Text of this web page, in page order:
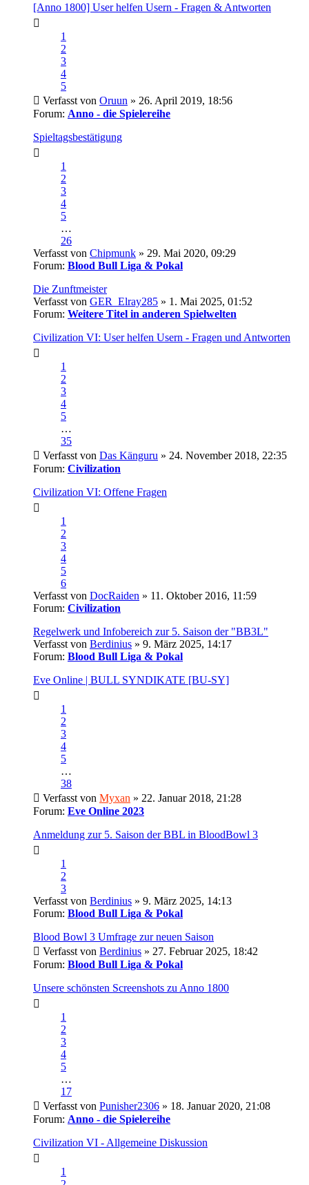
[Anno 1800] User helfen Usern - Fragen & Antworten
1
2
3
4
5
Verfasst von Oruun » 26. April 2019, 18:56
Forum: Anno - die Spielereihe
Spieltagsbestätigung
1
2
3
4
5
…
26
Verfasst von Chipmunk » 29. Mai 2020, 09:29
Forum: Blood Bull Liga & Pokal
Die Zunftmeister
Verfasst von GER_Elray285 » 1. Mai 2025, 01:52
Forum: Weitere Titel in anderen Spielwelten
Civilization VI: User helfen Usern - Fragen und Antworten
1
2
3
4
5
…
35
Verfasst von Das Känguru » 24. November 2018, 22:35
Forum: Civilization
Civilization VI: Offene Fragen
1
2
3
4
5
6
Verfasst von DocRaiden » 11. Oktober 2016, 11:59
Forum: Civilization
Regelwerk und Infobereich zur 5. Saison der "BB3L"
Verfasst von Berdinius » 9. März 2025, 14:17
Forum: Blood Bull Liga & Pokal
Eve Online | BULL SYNDIKATE [BU-SY]
1
2
3
4
5
…
38
Verfasst von Myxan » 22. Januar 2018, 21:28
Forum: Eve Online 2023
Anmeldung zur 5. Saison der BBL in BloodBowl 3
1
2
3
Verfasst von Berdinius » 9. März 2025, 14:13
Forum: Blood Bull Liga & Pokal
Blood Bowl 3 Umfrage zur neuen Saison
Verfasst von Berdinius » 27. Februar 2025, 18:42
Forum: Blood Bull Liga & Pokal
Unsere schönsten Screenshots zu Anno 1800
1
2
3
4
5
…
17
Verfasst von Punisher2306 » 18. Januar 2020, 21:08
Forum: Anno - die Spielereihe
Civilization VI - Allgemeine Diskussion
1